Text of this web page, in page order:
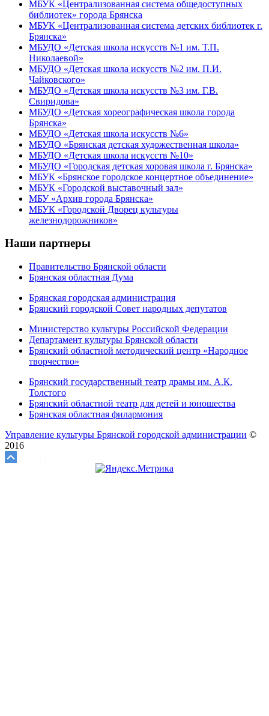
МБУК «Централизованная система общедоступных
библиотек» города Брянска
МБУК «Централизованная система детских библиотек г.
Брянска»
МБУДО «Детская школа искусств №1 им. Т.П.
Николаевой»
МБУДО «Детская школа искусств №2 им. П.И.
Чайковского»
МБУДО «Детская школа искусств №3 им. Г.В.
Свиридова»
МБУДО «Детская хореографическая школа города
Брянска»
МБУДО «Детская школа искусств №6»
МБУДО «Брянская детская художественная школа»
МБУДО «Детская школа искусств №10»
МБУДО «Городская детская хоровая школа г. Брянска»
МБУК «Брянское городское концертное объединение»
МБУК «Городской выставочный зал»
МБУ «Архив города Брянска»
МБУК «Городской Дворец культуры
железнодорожников»
Наши партнеры
Правительство Брянской области
Брянская областная Дума
Брянская городская администрация
Брянский городской Совет народных депутатов
Министерство культуры Российской Федерации
Департамент культуры Брянской области
Брянский областной методический центр «Народное
творчество»
Брянский государственный театр драмы им. А.К.
Толстого
Брянский областной театр для детей и юношества
Брянская областная филармония
Управление культуры Брянской городской администрации ©
2016